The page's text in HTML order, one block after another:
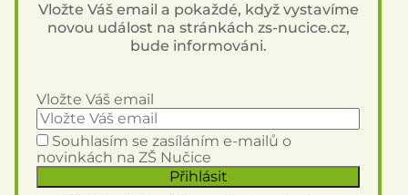
Vložte Váš email a pokaždé, když vystavíme
novou událost na stránkách zs-nucice.cz,
bude informováni.
Vložte Váš email
Souhlasím se zasíláním e-mailů o
novinkách na ZŠ Nučice